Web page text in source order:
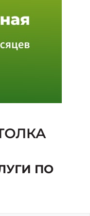
ПО